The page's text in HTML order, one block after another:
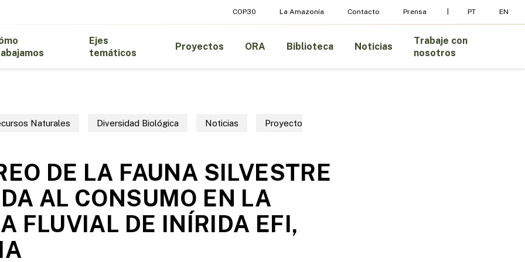
COP30 La Amazonía Contacto Prensa PT EN
Ejes
temáticos
Proyectos ORA Biblioteca Noticias
Trabaje con
nosotros
Naturales Diversidad Biológica Noticias
Proyecto
DE LA FAUNA SILVESTRE
AL CONSUMO EN LA
FLUVIAL DE INÍRIDA EFI,